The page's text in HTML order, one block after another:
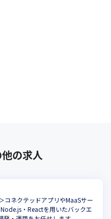
の求人
コネクテッドアプリやMaaSサー
・Reactを用いたバックエ